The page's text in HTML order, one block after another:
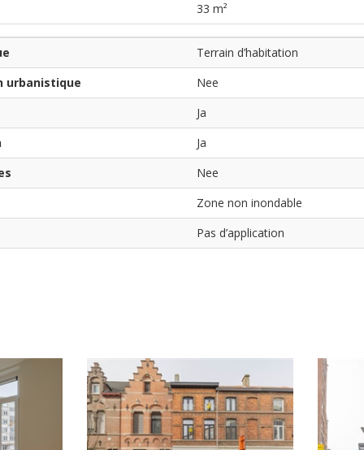
33 m²
Terrain d’habitation
urbanistique
Nee
Ja
Ja
Nee
Zone non inondable
Pas d’application